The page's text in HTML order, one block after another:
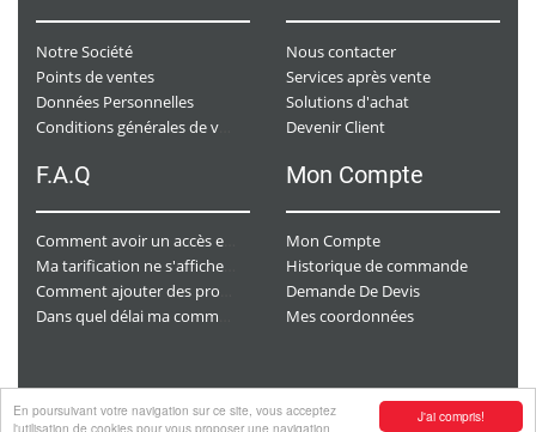
J'ai compris!
En poursuivant votre navigation sur ce site, vous acceptez
l'utilisation de cookies pour vous proposer une navigation
Notre Société
Points de ventes
Données Personnelles
Nous contacter
Services après vente
Solutions d'achat
Devenir Client
F.A.Q Mon Compte
Mon Compte
Historique de commande
Demande De Devis
Mes coordonnées
Copyright© 2026 CHAURACI bySoft13.